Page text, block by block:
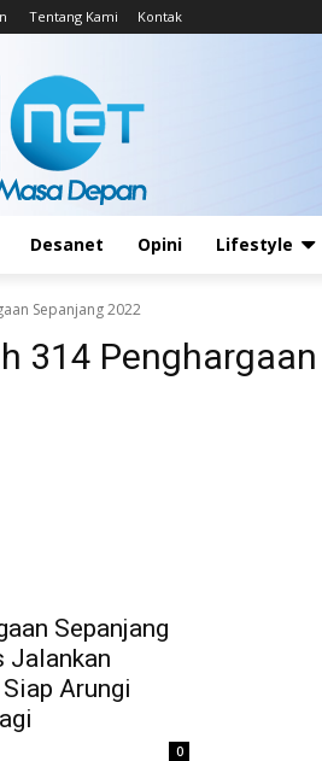
Tentang Kami Kontak
Desanet Opini Lifestyle
Sepanjang 2022
314
Sepanjang
Jalankan
Arungi
0